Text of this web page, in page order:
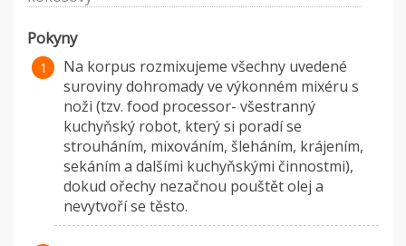
Pokyny
Na korpus rozmixujeme všechny uvedené
suroviny dohromady ve výkonném mixéru s
noži (tzv. food processor- všestranný
kuchyňský robot, který si poradí se
strouháním, mixováním, šleháním, krájením,
sekáním a dalšími kuchyňskými činnostmi),
dokud ořechy nezačnou pouštět olej a
nevytvoří se těsto.